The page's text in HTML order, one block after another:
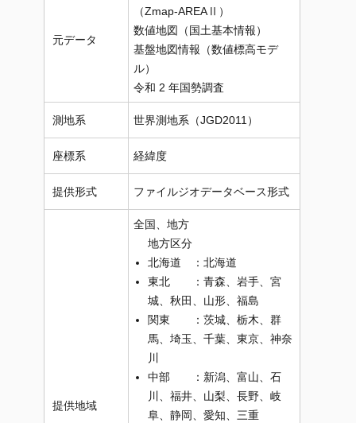
元データ
（Zmap-AREAⅡ）
数値地図（国土基本情報）
基盤地図情報（数値標高モデ
ル）
令和 2 年国勢調査
測地系 世界測地系（JGD2011）
座標系 経緯度
提供形式 ファイルジオデータベース形式
提供地域
全国、地方
地方区分
北海道 ：北海道
東北 ：青森、岩手、宮
城、秋田、山形、福島
関東 ：茨城、栃木、群
馬、埼玉、千葉、東京、神奈
川
中部 ：新潟、富山、石
川、福井、山梨、長野、岐
阜、静岡、愛知、三重